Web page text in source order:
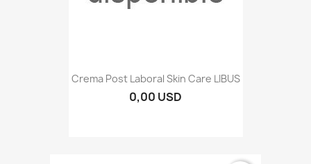
Crema Post Laboral Skin Care LIBUS
0,00 USD